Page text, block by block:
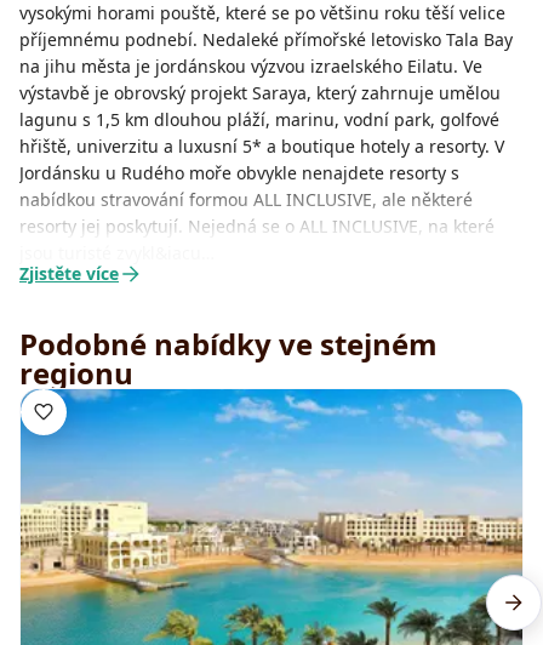
vysokými horami pouště, které se po většinu roku těší velice
příjemnému podnebí. Nedaleké přímořské letovisko Tala Bay
na jihu města je jordánskou výzvou izraelského Eilatu. Ve
výstavbě je obrovský projekt Saraya, který zahrnuje umělou
lagunu s 1,5 km dlouhou pláží, marinu, vodní park, golfové
hřiště, univerzitu a luxusní 5* a boutique hotely a resorty. V
Jordánsku u Rudého moře obvykle nenajdete resorty s
nabídkou stravování formou ALL INCLUSIVE, ale některé
resorty jej poskytují. Nejedná se o ALL INCLUSIVE, na které
Zjistěte více
Podobné nabídky ve stejném
regionu